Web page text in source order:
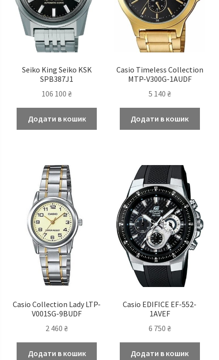
Seiko King Seiko KSK
SPB387J1
106 100₴
Додати в кошик
Casio Timeless Сollection
MTP-V300G-1AUDF
5 140 ₴
Додати в кошик
Casio Сollection Lady LTP-
V001SG-9BUDF
2 460₴
Додати в кошик
Casio EDIFICE EF-552-
1AVEF
6 750 ₴
Додати в кошик